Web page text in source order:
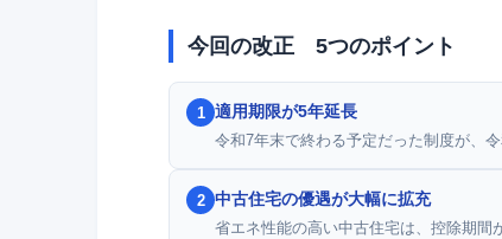
今回の改正 5つのポイント
1 適用期限が5年延長
令和7年末で終わる予定だった制度が、
2 中古住宅の優遇が大幅に拡充
省エネ性能の高い中古住宅は、控除期